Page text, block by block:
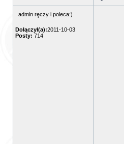
admin ręczy i poleca:)
Dołączył(a):2011-10-03
Posty: 714